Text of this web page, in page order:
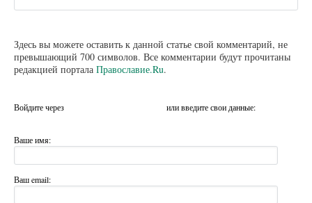
Здесь вы можете оставить к данной статье свой комментарий, не
превышающий 700 символов. Все комментарии будут прочитаны
редакцией портала Православие.Ru.
Войдите через или введите свои данные:
Ваше имя:
Ваш email: